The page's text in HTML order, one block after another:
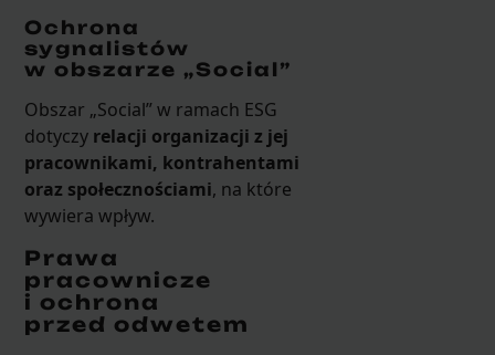
Ochrona
sygnalistów
w obszarze „Social”
Obszar „Social” w ramach ESG
dotyczy relacji organizacji z jej
pracownikami, kontrahentami
oraz społecznościami, na które
wywiera wpływ.
Prawa
pracownicze
i ochrona
przed odwetem